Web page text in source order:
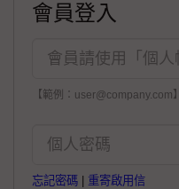
會員登入
【範例：user@company.com】
忘記密碼 重寄啟用信